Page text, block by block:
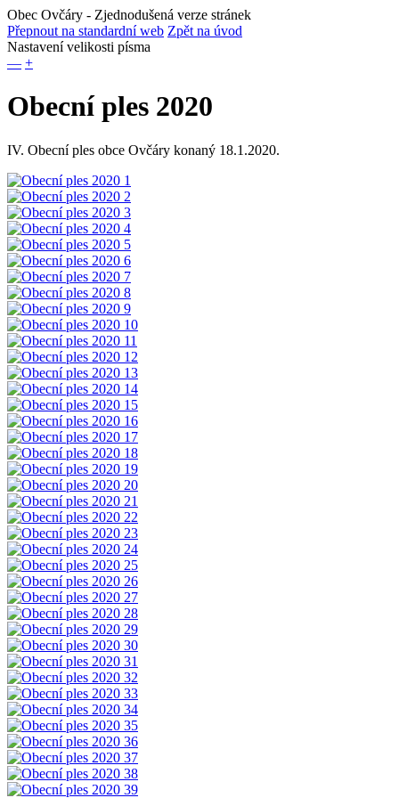
Obec Ovčáry - Zjednodušená verze stránek
Přepnout na standardní web Zpět na úvod
Nastavení velikosti písma
— +
Obecní ples 2020
IV. Obecní ples obce Ovčáry konaný 18.1.2020.